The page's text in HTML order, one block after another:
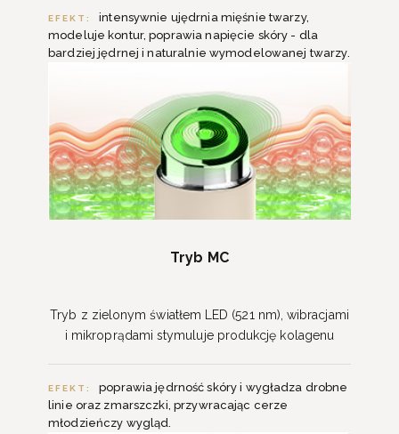
EFEKT:
intensywnie ujędrnia mięśnie twarzy,
modeluje kontur, poprawia napięcie skóry - dla
bardziej jędrnej i naturalnie wymodelowanej twarzy.
Tryb MC
Tryb z zielonym światłem LED (521 nm), wibracjami
i mikroprądami stymuluje produkcję kolagenu
EFEKT:
poprawia jędrność skóry i wygładza drobne
linie oraz zmarszczki, przywracając cerze
młodzieńczy wygląd.